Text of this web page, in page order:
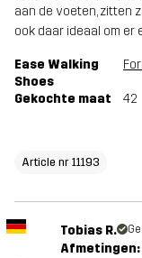
aan de voeten, zitten
ook daar ideaal om er
Ease Walking
Shoes
Gekochte maat 42
Article nr 11193
Tobias R.
Afmetingen: